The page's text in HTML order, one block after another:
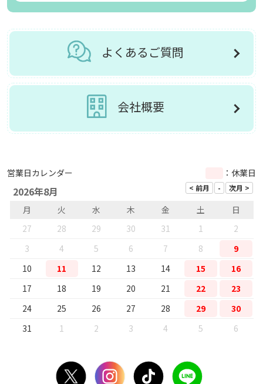
よくあるご質問
会社概要
営業日カレンダー ：休業日
2026年8月
月 火 水 木 金 土
日
27
28 29 30 31 1
2
3
4 5 6 7 8
9
10
11 12 13 14 15
16
17
18 19 20 21 22
23
24
25 26 27 28 29
30
31
1 2 3 4 5 6